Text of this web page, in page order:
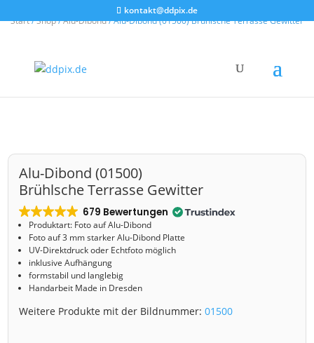
kontakt@ddpix.de
Start/Shop/Alu-Dibond/ Alu-Dibond (01500) Brühlsche Terrasse Gewitter
Alu-Dibond (01500)
Brühlsche Terrasse Gewitter
679 Bewertungen
Produktart: Foto auf Alu-Dibond
Foto auf 3 mm starker Alu-Dibond Platte
UV-Direktdruck oder Echtfoto möglich
inklusive Aufhängung
formstabil und langlebig
Handarbeit Made in Dresden
Weitere Produkte mit der Bildnummer:01500